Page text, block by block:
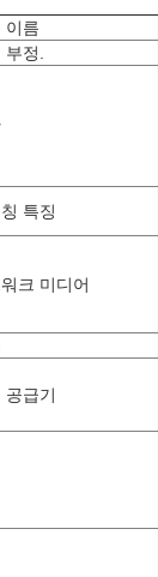
이름
부정.
특징
크 미디어
공급기